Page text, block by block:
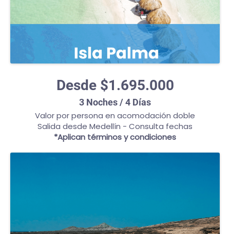
Desde $1.695.000
3 Noches / 4 Días
Valor por persona en acomodación doble
Salida desde Medellín - Consulta fechas
*Aplican términos y condiciones